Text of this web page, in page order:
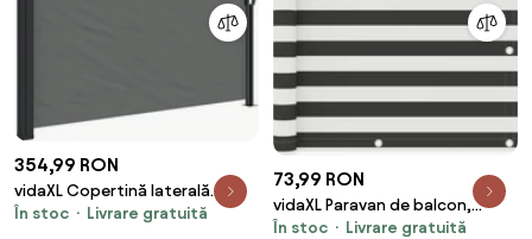
354,99 RON
vidaXL Copertină laterală
retractabilă antracit 117x300
În stoc Livrare gratuită
73,99 RON
vidaXL Paravan de balcon,
antracit și alb, 75x400 cm,
În stoc Livrare gratuită